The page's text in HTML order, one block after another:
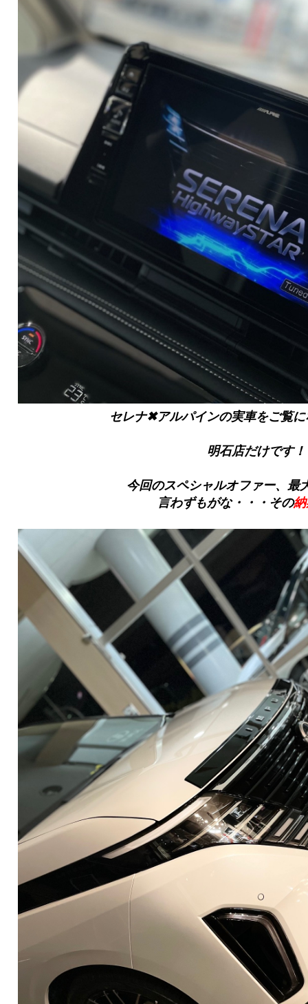
セレナ✖アルパインの実車をご覧
明石店だけです！
今回のスペシャルオファー、最
言わずもがな・・・ その